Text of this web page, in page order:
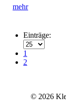
mehr
Einträge:
1
2
© 2026